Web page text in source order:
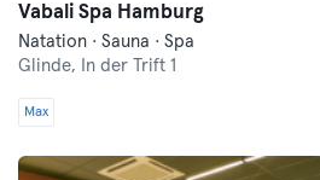
Vabali Spa Hamburg
Natation · Sauna · Spa
Glinde,
In der Trift 1
Max